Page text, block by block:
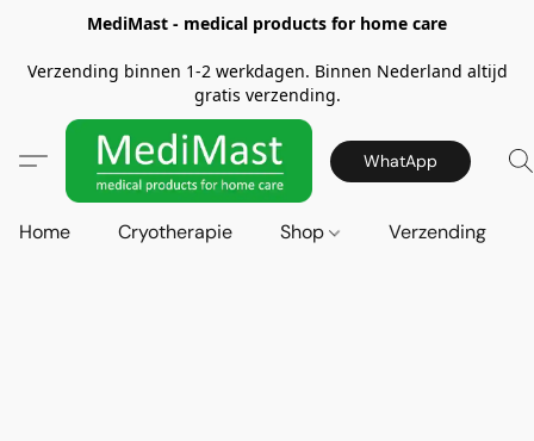
MediMast - medical products for home care
Verzending binnen 1-2 werkdagen. Binnen Nederland altijd
gratis verzending.
WhatApp
Home Cryotherapie Shop Verzending